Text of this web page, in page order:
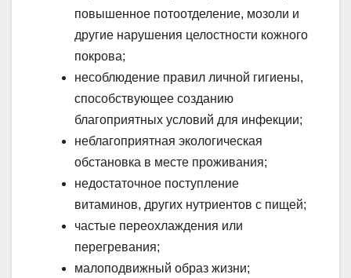
повышенное потоотделение, мозоли и
другие нарушения целостности кожного
покрова;
несоблюдение правил личной гигиены,
способствующее созданию
благоприятных условий для инфекции;
неблагоприятная экологическая
обстановка в месте проживания;
недостаточное поступление
витаминов, других нутриентов с пищей;
частые переохлаждения или
перегревания;
малоподвижный образ жизни;